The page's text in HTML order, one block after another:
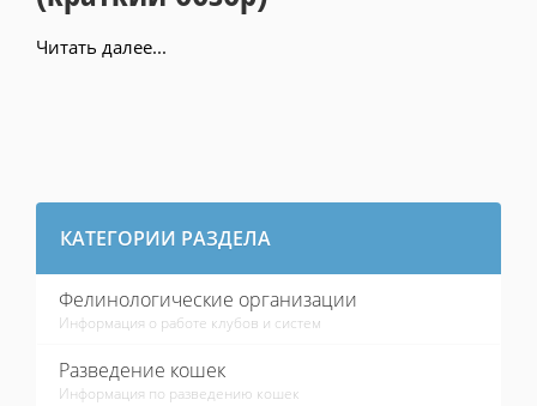
Читать далее...
КАТЕГОРИИ РАЗДЕЛА
Фелинологические организации
Информация о работе клубов и систем
Разведение кошек
Информация по разведению кошек